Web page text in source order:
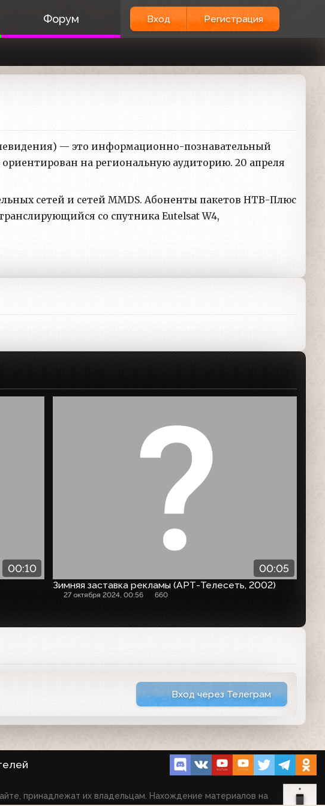
Форум Вход Регистрация
— это информационно-познавательный
на региональную аудиторию. 20 апреля
сетей и сетей MMDS. Абоненты пакетов НТВ-Плюс
со спутника Eutelsat W4,
00:10 00:05
Зимняя заставка рекламы (АРТ-Телесеть, 2002)
27 октября 2024, 00:56 660
Вход через Телеграм
принадлежат их владельцам. Нахождение материалов на